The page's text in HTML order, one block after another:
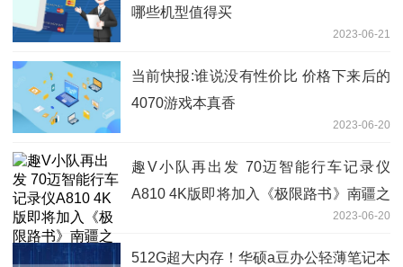
哪些机型值得买
2023-06-21
当前快报:谁说没有性价比 价格下来后的
4070游戏本真香
2023-06-20
趣V小队再出发 70迈智能行车记录仪
A810 4K版即将加入《极限路书》南疆之
2023-06-20
512G超大内存！华硕a豆办公轻薄笔记本